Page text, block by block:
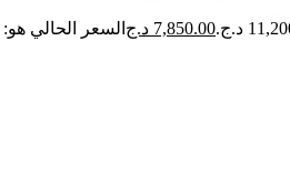
7,850.00 د.ج السعر الحالي هو: 7,850.00 د.ج.